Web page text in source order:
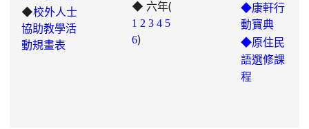
◆校外人士
協助教學活
動規畫表
https://padlet.com/chungling29/
7ddh1o7gcaf2lqtb
◆ 六年(
1 2 3 4 5
6)
◆康軒行
動寶典
◆原住民
語選修課
程